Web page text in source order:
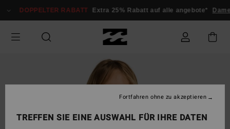
zur
springen
DOPPELTER RABATT Extra 25% Rabatt auf alle angebote*
TREFFEN SIE EINE AUSWAHL FÜR IHRE DATEN
Fortfahren ohne zu akzeptieren